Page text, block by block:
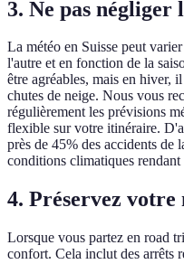
3. Ne pas négliger
La météo en Suisse peut
l'autre et en fonction de la
être agréables, mais en hiver,
chutes de neige. Nous vous
régulièrement les prévisions
flexible sur votre itinéraire.
près de 45% des accidents de
conditions climatiques rendant
4. Préservez
Lorsque vous partez en road
confort. Cela inclut des arrêts